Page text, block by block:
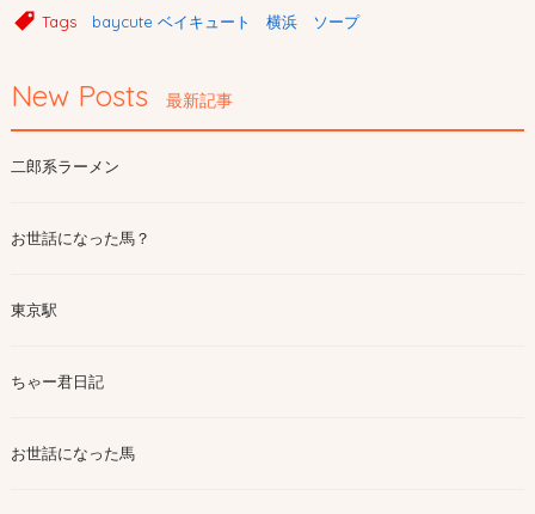
Tags
baycute ベイキュート 横浜 ソープ
New Posts 最新記事
二郎系ラーメン
お世話になった馬？
東京駅
ちゃー君日記
お世話になった馬